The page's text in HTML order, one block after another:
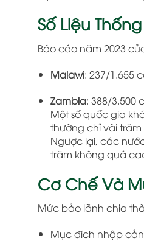
Số Liệu
Báo cáo năm 2023
Malawi: 237/1.655
Zambia: 388/3.500
Một số quốc gia
thường chỉ vài trăm
Ngược lại, các
trăm không quá
Cơ Chế Và
Mức bảo lãnh chia
Mục đích nhập